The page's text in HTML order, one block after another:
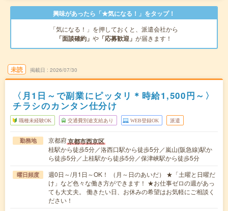
興味があったら「★気になる！」をタップ！
「気になる！」を押しておくと、派遣会社から
「面談確約」 や 「応募歓迎」 が届きます！
未読 掲載日 2026/07/30
〈月1日～で副業にピッタリ＊時給1,500円～〉
チラシのカンタン仕分け
職種未経験OK 交通費別途支給あり WEB登録OK 派遣
勤務地 京都府京都市西京区
桂駅から徒歩5分／洛西口駅から徒歩5分／嵐山(阪急線)駅か
ら徒歩5分／上桂駅から徒歩5分／保津峡駅から徒歩5分
曜日頻度
週0日～/月1日～OK！ （月～日のあいだ） ★「土曜と日曜だ
け」など色々な働き方ができます！ ★お仕事ゼロの週があっ
ても大丈夫。 働きたい日、お休みの希望はお気軽にご相談く
ださい！